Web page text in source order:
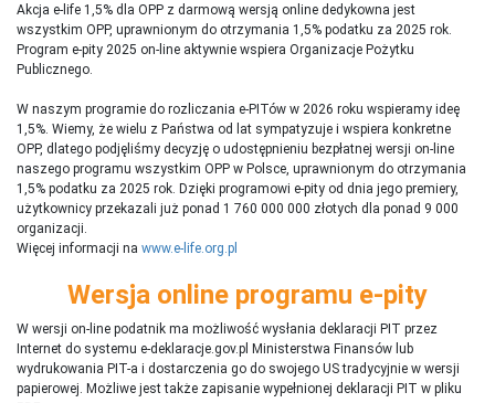
Akcja e-life 1,5% dla OPP z darmową wersją online dedykowna jest
wszystkim OPP, uprawnionym do otrzymania 1,5% podatku za 2025 rok.
Program e-pity 2025 on-line aktywnie wspiera Organizacje Pożytku
Publicznego.
W naszym programie do rozliczania e-PITów w 2026 roku wspieramy ideę
1,5%. Wiemy, że wielu z Państwa od lat sympatyzuje i wspiera konkretne
OPP, dlatego podjęliśmy decyzję o udostępnieniu bezpłatnej wersji on-line
naszego programu wszystkim OPP w Polsce, uprawnionym do otrzymania
1,5% podatku za 2025 rok. Dzięki programowi e-pity od dnia jego premiery,
użytkownicy przekazali już ponad 1 760 000 000 złotych dla ponad 9 000
organizacji.
Więcej informacji na www.e-life.org.pl
Wersja online programu e-pity
W wersji on-line podatnik ma możliwość wysłania deklaracji PIT przez
Internet do systemu e-deklaracje.gov.pl Ministerstwa Finansów lub
wydrukowania PIT-a i dostarczenia go do swojego US tradycyjnie w wersji
papierowej. Możliwe jest także zapisanie wypełnionej deklaracji PIT w pliku